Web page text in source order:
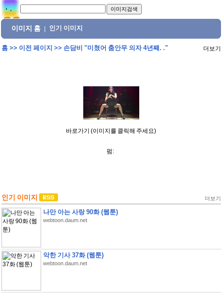
이미지 홈 인기 이미지
홈>> 이전 페이지 >> 손담비 "미쳤어 춤안무 의자 4년째. ." 더보기
바로가기 (이미지를 클릭해 주세요)
펌:
인기 이미지 더보기
나만 아는 사랑 90화 (웹툰)
webtoon.daum.net
악한 기사 37화 (웹툰)
webtoon.daum.net